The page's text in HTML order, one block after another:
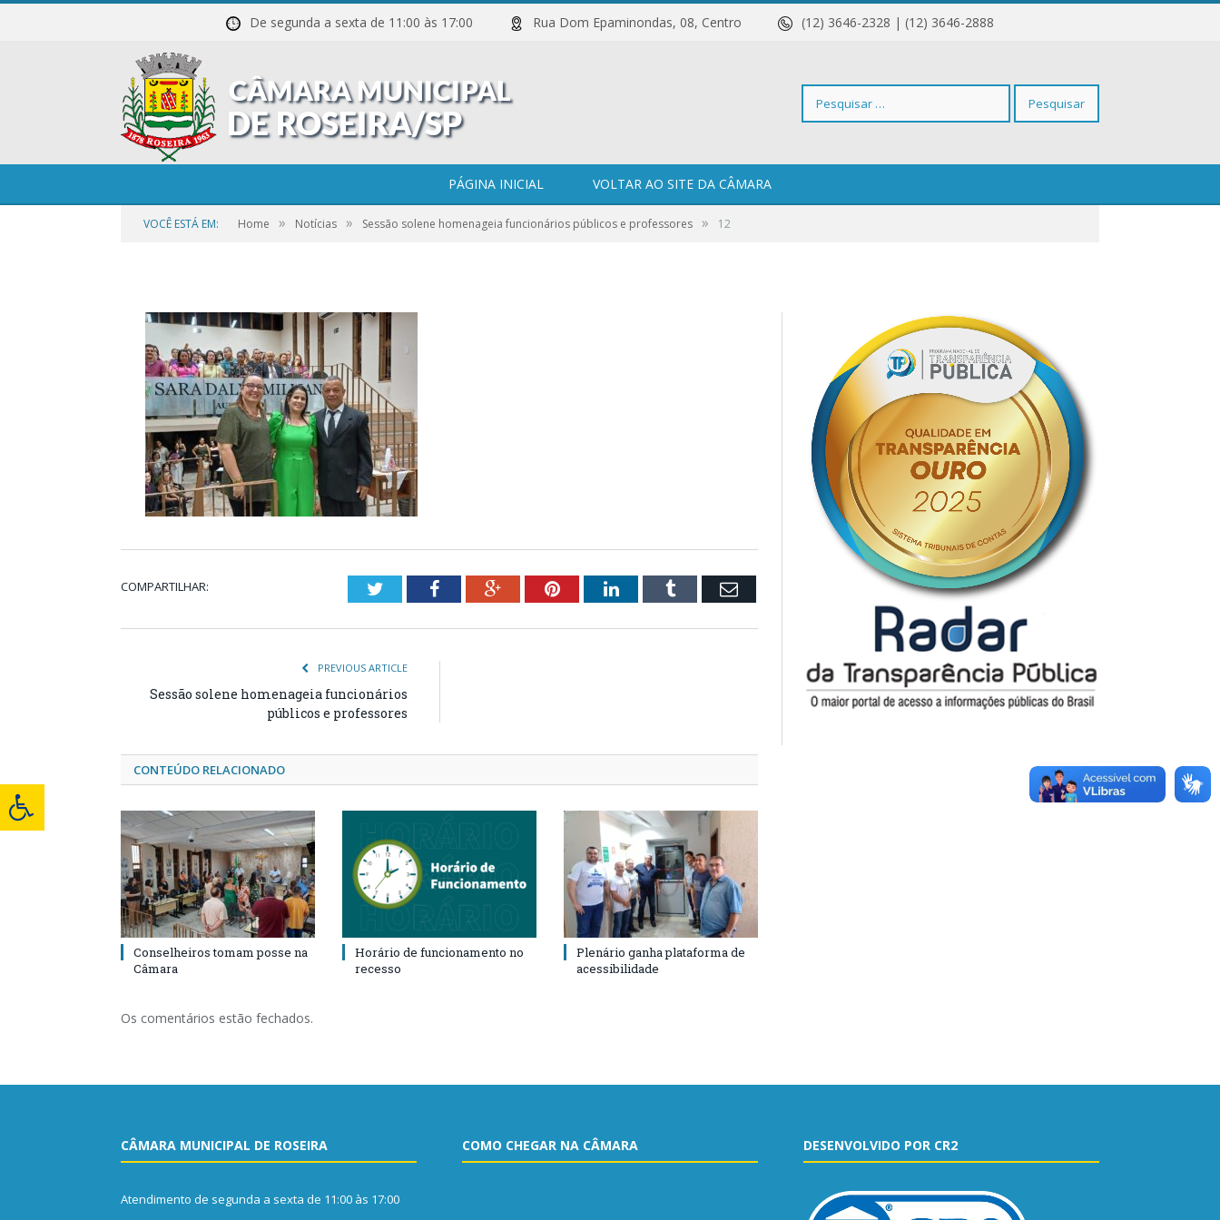
De segunda a sexta de 11:00 às 17:00 Rua Dom Epaminondas, 08, Centro (12) 3646-2328 | (12) 3646-2888
Pesquisar
PÁGINA INICIAL VOLTAR AO SITE DA CÂMARA
VOCÊ ESTÁ EM: Home » Notícias » Sessão solene homenageia funcionários públicos e professores » 12
COMPARTILHAR: TwitterFacebookGoogle+PinterestLinkedInTumblr Email
PREVIOUS ARTICLE
Sessão solene homenageia funcionários
públicos e professores
CONTEÚDO RELACIONADO
Conselheiros tomam posse na
Câmara
Horário de funcionamento no
recesso
Plenário ganha plataforma de
acessibilidade
Os comentários estão fechados.
CÂMARA MUNICIPAL DE ROSEIRA
Atendimento de segunda a sexta de 11:00 às 17:00
COMO CHEGAR NA CÂMARA DESENVOLVIDO POR CR2